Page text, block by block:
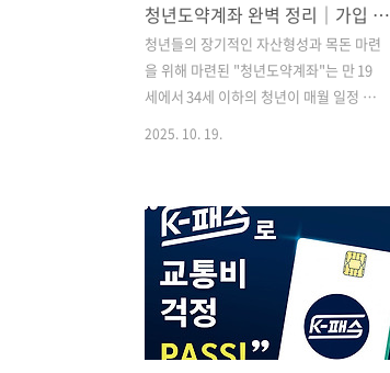
청년도약계좌 완벽 정리｜가입 조건부터 정부지원 금액, 신청방법까지 한눈에
청년들의 장기적인 자산형성과 목돈 마련
을 위해 마련된 "청년도약계좌"는 만 19
세에서 34세 이하의 청년이 매월 일정 금
이자와 정부 기여금까지 더해져 일반 적
금 대비 높은 수익 효과를 누릴 수 있어,
자립 준비 중이거나 중장기 재정 계획을
세우는 청년들에게 매우 유리한 선택지입
니다.청년도약계좌 자세히 보기👆✅ 신청
방법 먼저 온라인 신청 방법입니다. 해당
계좌는 은행연합회 및 세부 취급기관(은
2025. 10. 19.